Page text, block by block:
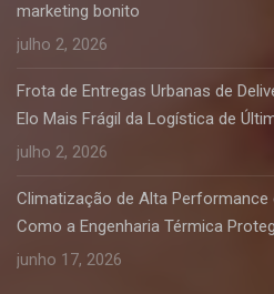
marketing bonito
julho 2, 2026
Frota de Entregas Urbanas de
Elo Mais Frágil da Logística de
julho 2, 2026
Climatização de Alta Performance
Como a Engenharia Térmica
junho 17, 2026